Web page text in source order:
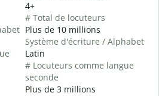
4+
# Total de locuteurs
Plus de 10 millions
Système d'écriture / Alphabet
Latin
# Locuteurs comme langue
seconde
Plus de 3 millions